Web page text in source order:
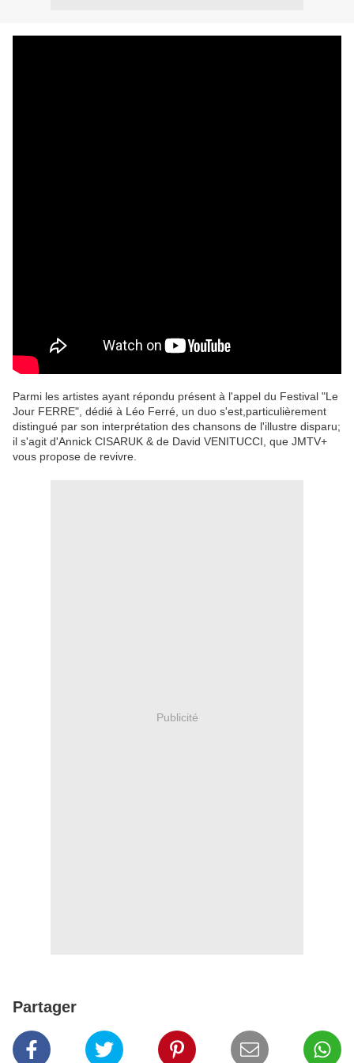
Parmi les artistes ayant répondu présent à l'appel du Festival "Le
Jour FERRE", dédié à Léo Ferré, un duo s'est,particulièrement
distingué par son interprétation des chansons de l'illustre disparu;
il s'agit d'Annick CISARUK & de David VENITUCCI, que JMTV+
vous propose de revivre.
Publicité
Partager